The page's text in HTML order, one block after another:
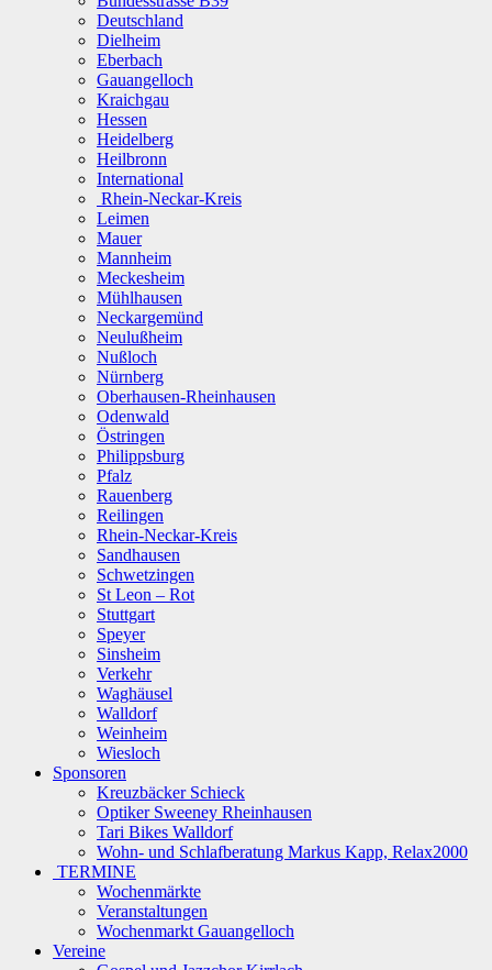
Deutschland
Dielheim
Eberbach
Gauangelloch
Kraichgau
Hessen
Heidelberg
Heilbronn
International
Rhein-Neckar-Kreis
Leimen
Mauer
Mannheim
Meckesheim
Mühlhausen
Neckargemünd
Neulußheim
Nußloch
Nürnberg
Oberhausen-Rheinhausen
Odenwald
Östringen
Philippsburg
Pfalz
Rauenberg
Reilingen
Rhein-Neckar-Kreis
Sandhausen
Schwetzingen
St Leon – Rot
Stuttgart
Speyer
Sinsheim
Verkehr
Waghäusel
Walldorf
Weinheim
Wiesloch
Sponsoren
Kreuzbäcker Schieck
Optiker Sweeney Rheinhausen
Tari Bikes Walldorf
Wohn- und Schlafberatung Markus Kapp, Relax2000
TERMINE
Wochenmärkte
Veranstaltungen
Wochenmarkt Gauangelloch
Vereine